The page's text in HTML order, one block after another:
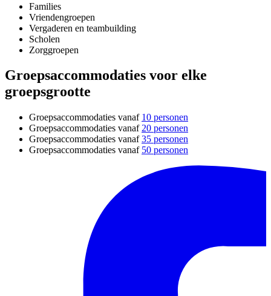
Families
Vriendengroepen
Vergaderen en teambuilding
Scholen
Zorggroepen
Groepsaccommodaties voor elke
groepsgrootte
Groepsaccommodaties vanaf 10 personen
Groepsaccommodaties vanaf 20 personen
Groepsaccommodaties vanaf35 personen
Groepsaccommodaties vanaf 50 personen